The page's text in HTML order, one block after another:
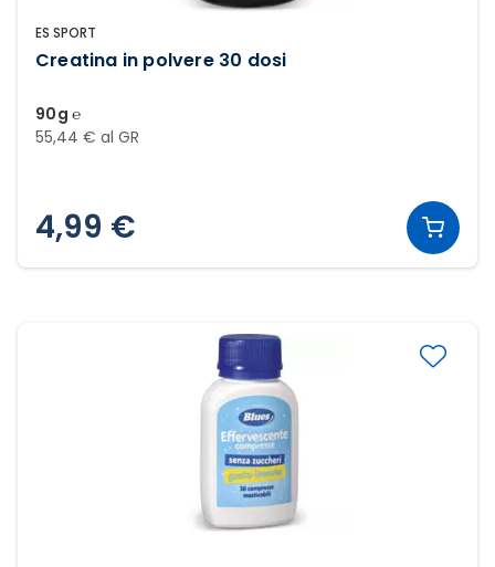
ES SPORT
Creatina in polvere 30 dosi
90g ℮
55,44 € al GR
4,99 €